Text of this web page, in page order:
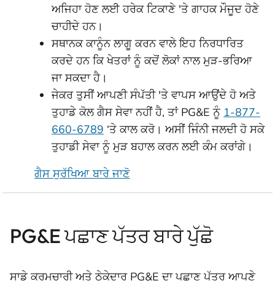
ਅਜਿਹਾ ਹੋਣ ਲਈ ਹਰੇਕ ਟਿਕਾਣੇ 'ਤੇ ਗਾਹਕ ਮੌਜੂਦ ਹੋਣੇ
ਚਾਹੀਦੇ ਹਨ।
ਸਥਾਨਕ ਕਾਨੂੰਨ ਲਾਗੂ ਕਰਨ ਵਾਲੇ ਇਹ ਨਿਰਧਾਰਿਤ
ਕਰਦੇ ਹਨ ਕਿ ਖੇਤਰਾਂ ਨੂੰ ਕਦੋਂ ਲੋਕਾਂ ਨਾਲ ਮੁੜ-ਭਰਿਆ
ਜਾ ਸਕਦਾ ਹੈ।
ਜੇਕਰ ਤੁਸੀਂ ਆਪਣੀ ਸੰਪੱਤੀ 'ਤੇ ਵਾਪਸ ਆਉਂਦੇ ਹੋ ਅਤੇ
ਤੁਹਾਡੇ ਕੋਲ ਗੈਸ ਸੇਵਾ ਨਹੀਂ ਹੈ, ਤਾਂ PG&E ਨੂੰ 1-877-
660-6789 ‘ਤੇ ਕਾਲ ਕਰੋ। ਅਸੀਂ ਜਿੰਨੀ ਜਲਦੀ ਹੋ ਸਕੇ
ਤੁਹਾਡੀ ਸੇਵਾ ਨੂੰ ਮੁੜ ਬਹਾਲ ਕਰਨ ਲਈ ਕੰਮ ਕਰਾਂਗੇ।
ਗੈਸ ਸੁਰੱਖਿਆ ਬਾਰੇ ਜਾਣੋ
PG&E ਪਛਾਣ ਪੱਤਰ ਬਾਰੇ ਪੁੱਛੋ
ਸਾਡੇ ਕਰਮਚਾਰੀ ਅਤੇ ਠੇਕੇਦਾਰ PG&E ਦਾ ਪਛਾਣ ਪੱਤਰ ਆਪਣੇ